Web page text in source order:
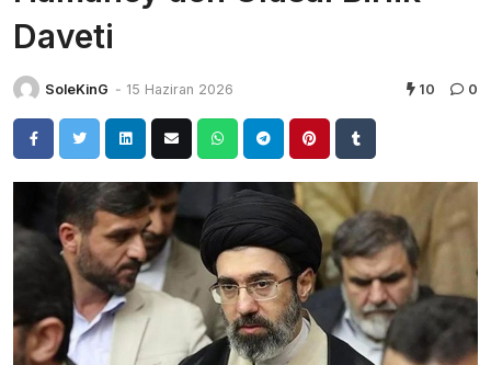
Daveti
SoleKinG - 15 Haziran 2026 10 0